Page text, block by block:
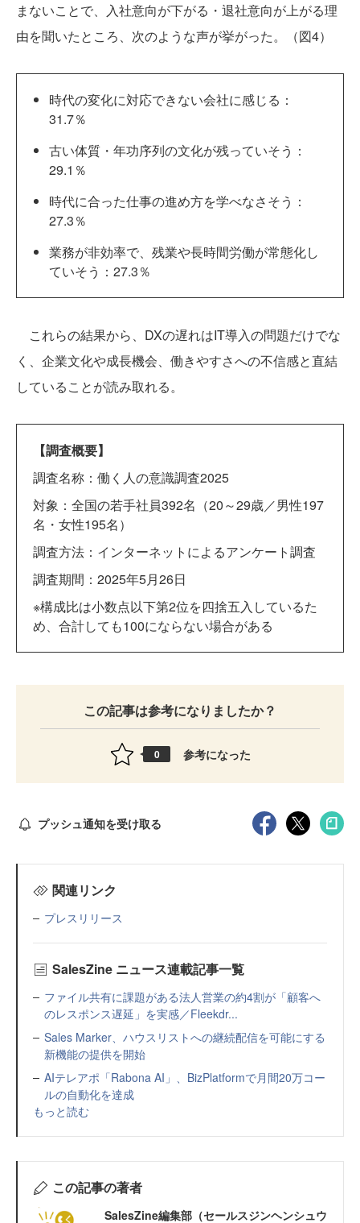
まないことで、入社意向が下がる・退社意向が上がる理
由を聞いたところ、次のような声が挙がった。（図4）
時代の変化に対応できない会社に感じる：
31.7％
古い体質・年功序列の文化が残っていそう：
29.1％
時代に合った仕事の進め方を学べなさそう：
27.3％
業務が非効率で、残業や長時間労働が常態化し
ていそう：27.3％
これらの結果から、DXの遅れはIT導入の問題だけでな
く、企業文化や成長機会、働きやすさへの不信感と直結
していることが読み取れる。
【調査概要】
調査名称：働く人の意識調査2025
対象：全国の若手社員392名（20～29歳／男性197
名・女性195名）
調査方法：インターネットによるアンケート調査
調査期間：2025年5月26日
※構成比は小数点以下第2位を四捨五入しているた
め、合計しても100にならない場合がある
この記事は参考になりましたか？
0 参考になった
プッシュ通知を受け取る
関連リンク
プレスリリース
SalesZine ニュース連載記事一覧
ファイル共有に課題がある法人営業の約4割が「顧客へ
のレスポンス遅延」を実感／Fleekdr...
Sales Marker、ハウスリストへの継続配信を可能にする
新機能の提供を開始
AIテレアポ「Rabona AI」、BizPlatformで月間20万コー
ルの自動化を達成
もっと読む
この記事の著者
SalesZine編集部（セールスジンヘンシュウ